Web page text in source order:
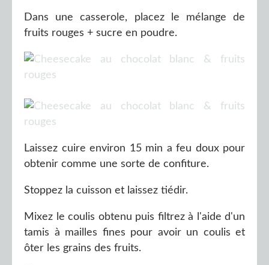
Dans une casserole, placez le mélange de
fruits rouges + sucre en poudre.
Laissez cuire environ 15 min a feu doux pour
obtenir comme une sorte de confiture.
Stoppez la cuisson et laissez tiédir.
Mixez le coulis obtenu puis filtrez à l'aide d'un
tamis à mailles fines pour avoir un coulis et
ôter les grains des fruits.